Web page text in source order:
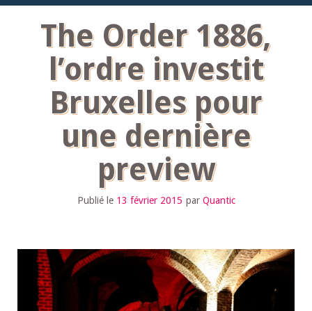
The Order 1886,
l’ordre investit
Bruxelles pour
une dernière
preview
Publié le 13 février 2015 par Quantic